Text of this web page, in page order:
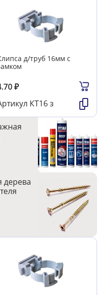
д/труб 16мм с
₽
КТ16 з
дерева